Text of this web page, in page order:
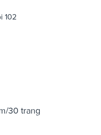
102
30 trang